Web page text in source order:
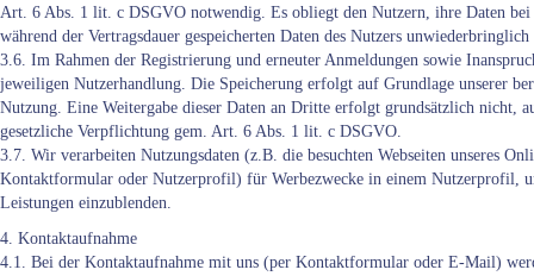
Art. 6 Abs. 1 lit. c DSGVO notwendig. Es obliegt den Nutzern, ihre Daten
während der Vertragsdauer gespeicherten Daten des Nutzers unwiederbringlich
3.6. Im Rahmen der Registrierung und erneuter Anmeldungen sowie
jeweiligen Nutzerhandlung. Die Speicherung erfolgt auf Grundlage unserer
Nutzung. Eine Weitergabe dieser Daten an Dritte erfolgt grundsätzlich nicht,
gesetzliche Verpflichtung gem. Art. 6 Abs. 1 lit. c DSGVO.
3.7. Wir verarbeiten Nutzungsdaten (z.B. die besuchten Webseiten unseres
Kontaktformular oder Nutzerprofil) für Werbezwecke in einem Nutzerprofil,
Leistungen einzublenden.
4. Kontaktaufnahme
4.1. Bei der Kontaktaufnahme mit uns (per Kontaktformular oder E-Mail)